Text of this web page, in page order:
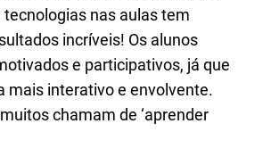
tecnologias nas aulas tem
incríveis! Os alunos
e participativos, já que
mais interativo e envolvente.
chamam de ‘aprender